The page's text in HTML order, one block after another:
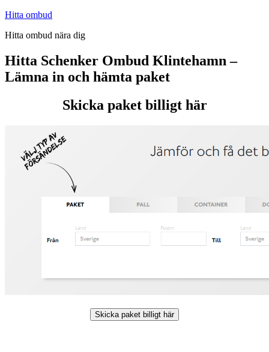
Hoppa
innehåll
Hitta ombud
Hitta ombud nära dig
Hitta Schenker Ombud Klintehamn –
Lämna in och hämta paket
Skicka paket billigt här
Skicka paket billigt här